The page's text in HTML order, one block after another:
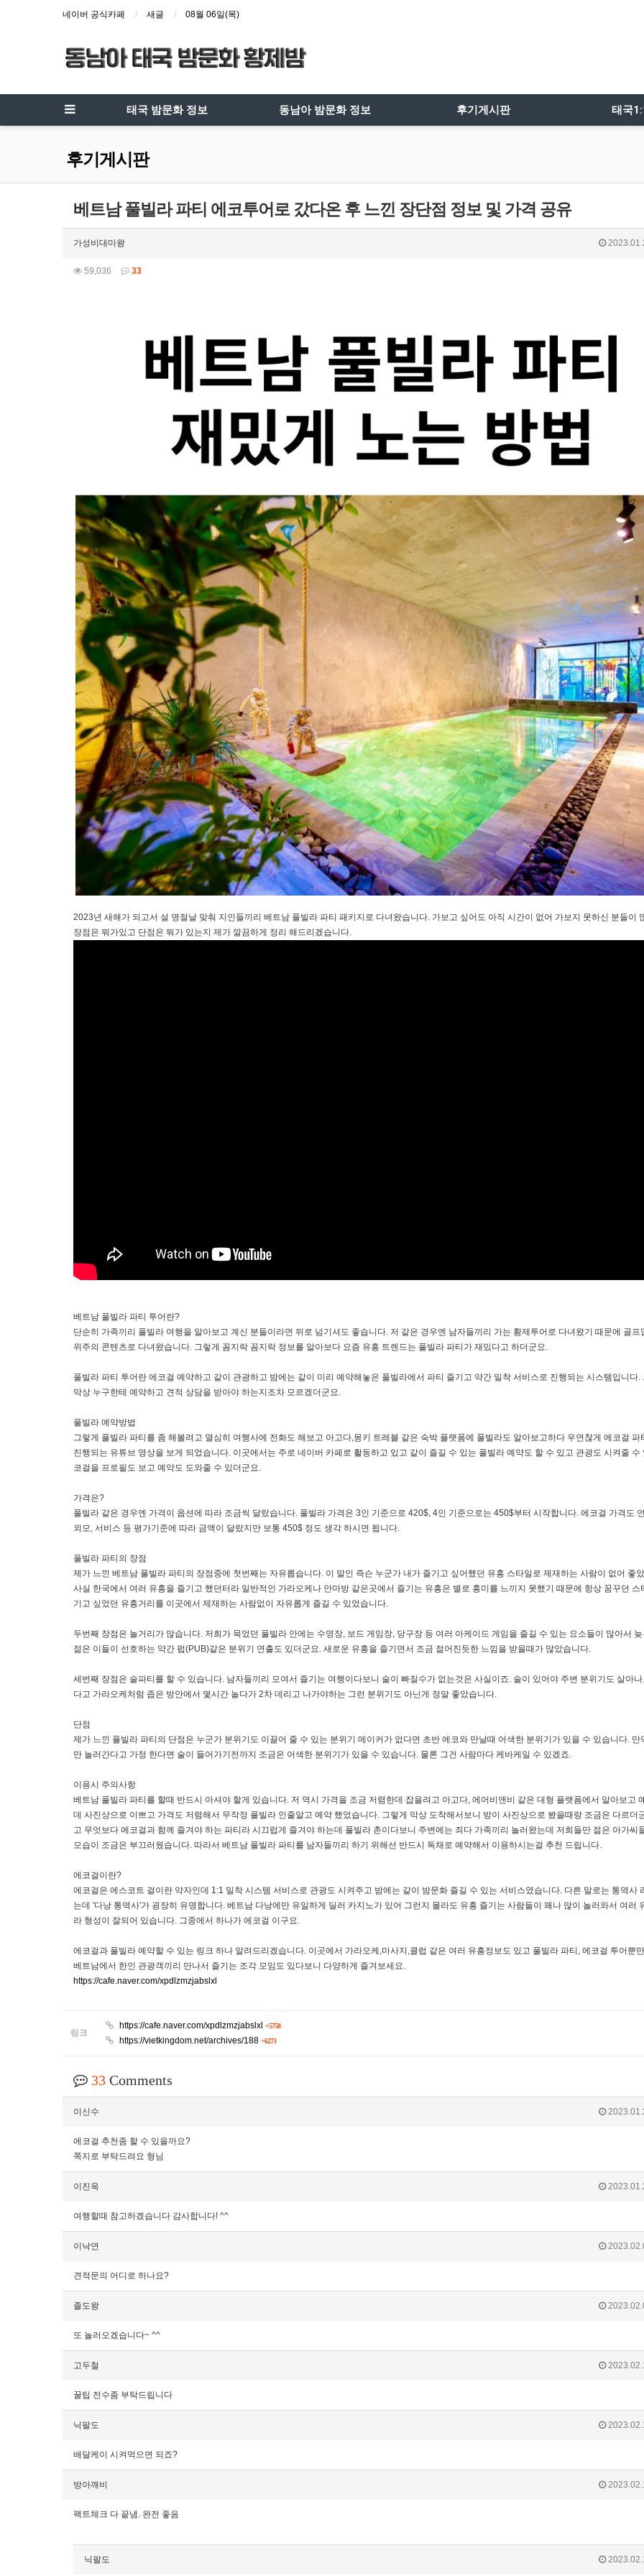
네이버 공식카페 새글 08월 06일(목)
태국 밤문화 정보 동남아 밤문화 정보 후기게시판 태국
후기게시판
베트남 풀빌라 파티 에코투어로 갔다온 후 느낀 장단점 정보 및 가격 공유
가성비대마왕
59,036 33
2023년 새해가 되고서 설 명절날 맞춰 지인들끼리 베트남 풀빌라 파티 패키지로 다녀왔습니다. 가보고 싶어도 아직 시간이 없어 가보지 못하신 분들이
장점은 뭐가있고 단점은 뭐가 있는지 제가 깔끔하게 정리 해드리겠습니다.
베트남 풀빌라 파티 투어란?
단순히 가족끼리 풀빌라 여행을 알아보고 계신 분들이라면 뒤로 넘기셔도 좋습니다. 저 같은 경우엔 남자들끼리 가는 황제투어로 다녀왔기 때문에 골프
위주의 콘텐츠로 다녀왔습니다. 그렇게 꼼지락 꼼지락 정보를 알아보다 요즘 유흥 트렌드는 풀빌라 파티가 재밌다고 하더군요.
풀빌라 파티 투어란 에코걸 예약하고 같이 관광하고 밤에는 같이 미리 예약해놓은 풀빌라에서 파티 즐기고 약간 밀착 서비스로 진행되는 시스템입니다.
막상 누구한테 예약하고 견적 상담을 받아야 하는지조차 모르겠더군요.
풀빌라 예약방법
그렇게 풀빌라 파티를 좀 해볼려고 열심히 여행사에 전화도 해보고 아고다,몽키 트레블 같은 숙박 플랫폼에 풀빌라도 알아보고하다 우연찮게 에코걸 파
진행되는 유튜브 영상을 보게 되었습니다. 이곳에서는 주로 네이버 카페로 활동하고 있고 같이 즐길 수 있는 풀빌라 예약도 할 수 있고 관광도 시켜줄 수
코걸을 프로필도 보고 예약도 도와줄 수 있더군요.
가격은?
풀빌라 같은 경우엔 가격이 옵션에 따라 조금씩 달랐습니다. 풀빌라 가격은 3인 기준으로 420$, 4인 기준으로는 450$부터 시작합니다. 에코걸 가격도
외모, 서비스 등 평가기준에 따라 금액이 달랐지만 보통 450$ 정도 생각 하시면 됩니다.
풀빌라 파티의 장점
제가 느낀 베트남 풀빌라 파티의 장점중에 첫번째는 자유롭습니다. 이 말인 즉슨 누군가 내가 즐기고 싶어했던 유흥 스타일로 제재하는 사람이 없어 좋
사실 한국에서 여러 유흥을 즐기고 했던터라 일반적인 가라오케나 안마방 같은곳에서 즐기는 유흥은 별로 흥미를 느끼지 못했기 때문에 항상 꿈꾸던 스
기고 싶었던 유흥거리를 이곳에서 제재하는 사람없이 자유롭게 즐길 수 있었습니다.
두번째 장점은 놀거리가 많습니다. 저희가 묵었던 풀빌라 안에는 수영장, 보드 게임장, 당구장 등 여러 아케이드 게임을 즐길 수 있는 요소들이 많아서
젊은 이들이 선호하는 약간 펍(PUB)같은 분위기 연출도 있더군요. 새로운 유흥을 즐기면서 조금 젊어진듯한 느낌을 받을때가 많았습니다.
세번째 장점은 술파티를 할 수 있습니다. 남자들끼리 모여서 즐기는 여행이다보니 술이 빠질수가 없는것은 사실이죠. 술이 있어야 주변 분위기도 살아
다고 가라오케처럼 좁은 방안에서 몇시간 놀다가 2차 데리고 나가야하는 그런 분위기도 아닌게 정말 좋았습니다.
단점
제가 느낀 풀빌라 파티의 단점은 누군가 분위기도 이끌어 줄 수 있는 분위기 메이커가 없다면 초반 에코와 만날때 어색한 분위기가 있을 수 있습니다. 만
만 놀러간다고 가정 한다면 술이 들어가기전까지 조금은 어색한 분위기가 있을 수 있습니다. 물론 그건 사람마다 케바케일 수 있겠죠.
이용시 주의사항
베트남 풀빌라 파티를 할때 반드시 아셔야 할게 있습니다. 저 역시 가격을 조금 저렴한데 잡을려고 아고다, 에어비앤비 같은 대형 플랫폼에서 알아보고
데 사진상으로 이쁘고 가격도 저렴해서 무작정 풀빌라 인줄알고 예약 했었습니다. 그렇게 막상 도착해서보니 방이 사진상으로 봤을때랑 조금은 다르더
고 무엇보다 에코걸과 함께 즐겨야 하는 파티라 시끄럽게 즐겨야 하는데 풀빌라 촌이다보니 주변에는 죄다 가족끼리 놀러왔는데 저희들만 젊은 아가씨
모습이 조금은 부끄러웠습니다. 따라서 베트남 풀빌라 파티를 남자들끼리 하기 위해선 반드시 독채로 예약해서 이용하시는걸 추천 드립니다.
에코걸이란?
에코걸은 에스코트 걸이란 약자인데 1:1 밀착 시스템 서비스로 관광도 시켜주고 밤에는 같이 밤문화 즐길 수 있는 서비스였습니다. 다른 말로는 통역사
는데 '다낭 통역사'가 굉장히 유명합니다. 베트남 다낭에만 유일하게 딜러 카지노가 있어 그런지 몰라도 유흥 즐기는 사람들이 꽤나 많이 놀러와서 여러
라 형성이 잘되어 있습니다. 그중에서 하나가 에코걸 이구요.
에코걸과 풀빌라 예약할 수 있는 링크 하나 알려드리겠습니다. 이곳에서 가라오케,마사지,클럽 같은 여러 유흥정보도 있고 풀빌라 파티, 에코걸 투어뿐
베트남에서 한인 관광객끼리 만나서 즐기는 조각 모임도 있다보니 다양하게 즐겨보세요.
https://cafe.naver.com/xpdlzmzjabslxl
링크
https://cafe.naver.com/xpdlzmzjabslxl +5758
https://vietkingdom.net/archives/188 +6273
33 Comments
이신수
에코걸 추천좀 할 수 있을까요?
쪽지로 부탁드려요 형님
이진욱
여행할때 참고하겠습니다 감사합니다! ^^
이낙연
견적문의 어디로 하나요?
졸도왕
또 놀러오겠습니다~ ^^
고두철
꿀팁 전수좀 부탁드립니다
닉팔도
배달케이 시켜먹으면 되죠?
방아깨비
팩트체크 다 끝냄. 완전 좋음
닉팔도